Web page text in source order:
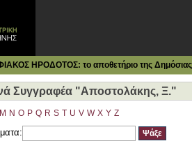
ΗΡΟΔΟΤΟΣ: το αποθετήριο της Δημόσιας
Συγγραφέα "Αποστολάκης, Ξ."
M N O P Q R S T U V W X Y Z